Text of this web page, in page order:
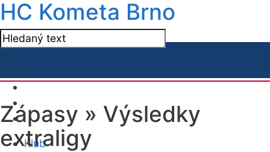
HC Kometa Brno
Klub
Zápasy » Výsledky
extraligy